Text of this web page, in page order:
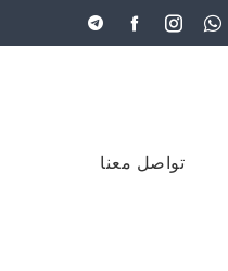
تواصل معنا